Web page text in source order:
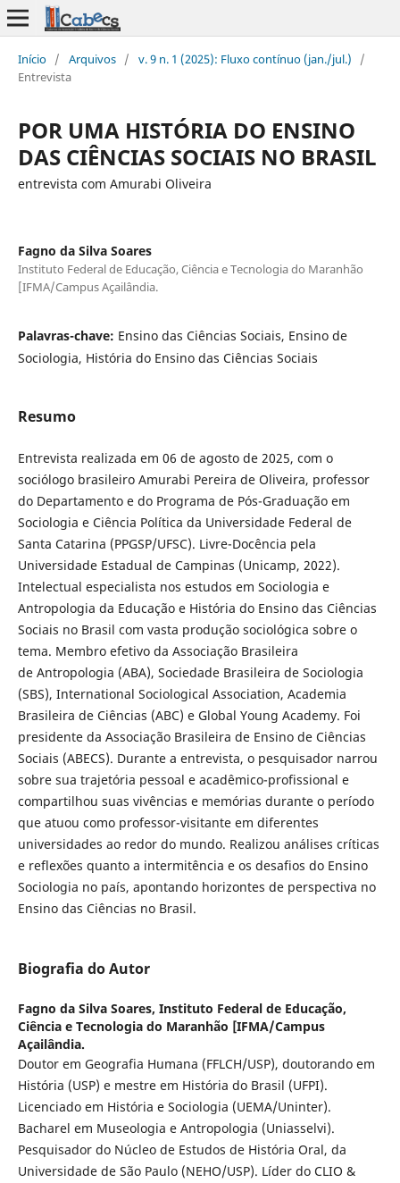
Início / Arquivos / v. 9 n. 1 (2025): Fluxo contínuo (jan./jul.)
/
Entrevista
POR UMA HISTÓRIA DO ENSINO
DAS CIÊNCIAS SOCIAIS NO BRASIL
entrevista com Amurabi Oliveira
Fagno da Silva Soares
Instituto Federal de Educação, Ciência e Tecnologia do Maranhão
[IFMA/Campus Açailândia.
Palavras-chave: Ensino das Ciências Sociais, Ensino de
Sociologia, História do Ensino das Ciências Sociais
Resumo
Entrevista realizada em 06 de agosto de 2025, com o
sociólogo brasileiro Amurabi Pereira de Oliveira, professor
do Departamento e do Programa de Pós-Graduação em
Sociologia e Ciência Política da Universidade Federal de
Santa Catarina (PPGSP/UFSC). Livre-Docência pela
Universidade Estadual de Campinas (Unicamp, 2022).
Intelectual especialista nos estudos em Sociologia e
Antropologia da Educação e História do Ensino das Ciências
Sociais no Brasil com vasta produção sociológica sobre o
tema. Membro efetivo da Associação Brasileira
de Antropologia (ABA), Sociedade Brasileira de Sociologia
(SBS), International Sociological Association, Academia
Brasileira de Ciências (ABC) e Global Young Academy. Foi
presidente da Associação Brasileira de Ensino de Ciências
Sociais (ABECS). Durante a entrevista, o pesquisador narrou
sobre sua trajetória pessoal e acadêmico-profissional e
compartilhou suas vivências e memórias durante o período
que atuou como professor-visitante em diferentes
universidades ao redor do mundo. Realizou análises críticas
e reflexões quanto a intermitência e os desafios do Ensino
Sociologia no país, apontando horizontes de perspectiva no
Ensino das Ciências no Brasil.
Biografia do Autor
Fagno da Silva Soares, Instituto Federal de Educação,
Ciência e Tecnologia do Maranhão [IFMA/Campus
Açailândia.
Doutor em Geografia Humana (FFLCH/USP), doutorando em
História (USP) e mestre em História do Brasil (UFPI).
Licenciado em História e Sociologia (UEMA/Uninter).
Bacharel em Museologia e Antropologia (Uniasselvi).
Pesquisador do Núcleo de Estudos de História Oral, da
Universidade de São Paulo (NEHO/USP). Líder do CLIO &